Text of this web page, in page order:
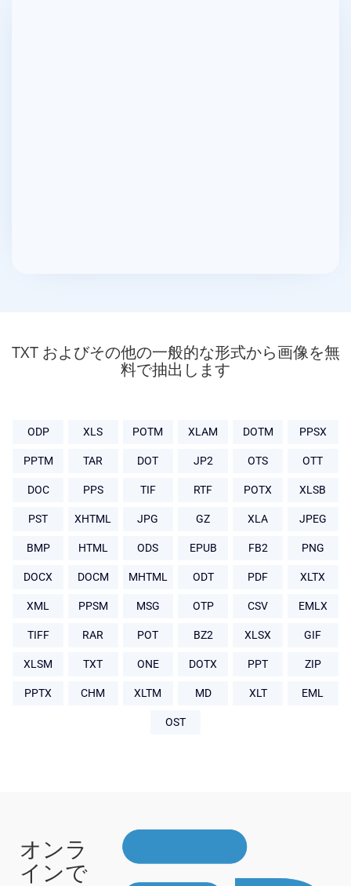
TXT およびその他の一般的な形式から画像を無
料で抽出します
ODP XLS POTM XLAM DOTM PPSX
PPTM TAR DOT JP2 OTS OTT
DOC PPS TIF RTF POTX XLSB
PST XHTML JPG GZ XLA JPEG
BMP HTML ODS EPUB FB2 PNG
DOCX DOCM MHTML ODT PDF XLTX
XML PPSM MSG OTP CSV EMLX
TIFF RAR POT BZ2 XLSX GIF
XLSM TXT ONE DOTX PPT ZIP
PPTX CHM XLTM MD XLT EML
OST
オンラ
インで